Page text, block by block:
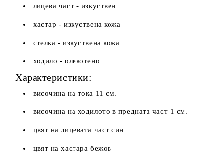
лицева част - изкуствен
хастар - изкуствена кожа
стелка - изкуствена кожа
ходило - олекотено
Характеристики:
височина на тока 11 см.
височина на ходилото в предната част 1 см.
цвят на лицевата част син
цвят на хастара бежов